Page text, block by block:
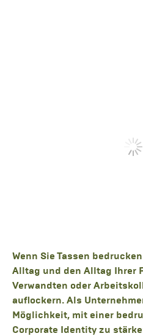
Wenn Sie Tassen
Alltag und den Alltag Ihrer
Verwandten oder
auflockern. Als
Möglichkeit, mit einer
Corporate Identity zu